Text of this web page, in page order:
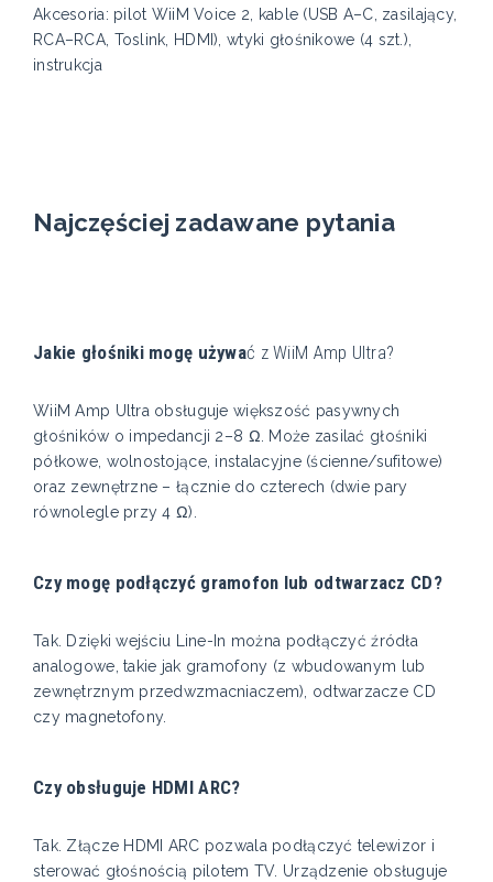
Akcesoria: pilot WiiM Voice 2, kable (USB A–C, zasilający,
RCA–RCA, Toslink, HDMI), wtyki głośnikowe (4 szt.),
instrukcja
Najczęściej zadawane pytania
Jakie głośniki mogę używać z WiiM Amp Ultra?
WiiM Amp Ultra obsługuje większość pasywnych
głośników o impedancji 2–8 Ω. Może zasilać głośniki
półkowe, wolnostojące, instalacyjne (ścienne/sufitowe)
oraz zewnętrzne – łącznie do czterech (dwie pary
równolegle przy 4 Ω).
Czy mogę podłączyć gramofon lub odtwarzacz CD?
Tak. Dzięki wejściu Line-In można podłączyć źródła
analogowe, takie jak gramofony (z wbudowanym lub
zewnętrznym przedwzmacniaczem), odtwarzacze CD
czy magnetofony.
Czy obsługuje HDMI ARC?
Tak. Złącze HDMI ARC pozwala podłączyć telewizor i
sterować głośnością pilotem TV. Urządzenie obsługuje